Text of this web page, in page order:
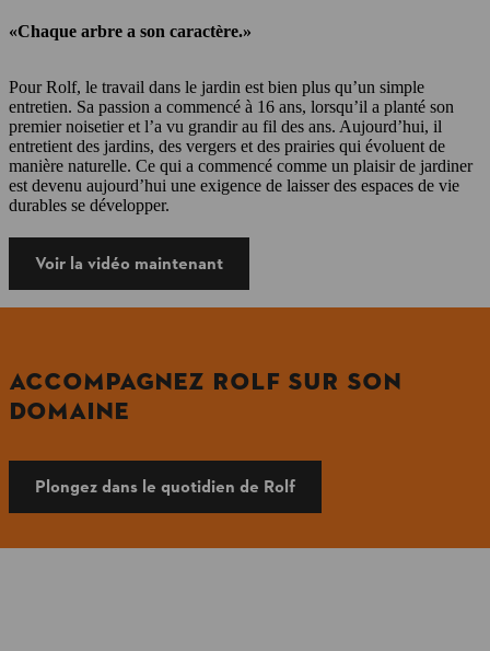
«Chaque arbre a son caractère.»
Pour Rolf, le travail dans le jardin est bien plus qu’un simple
entretien. Sa passion a commencé à 16 ans, lorsqu’il a planté son
premier noisetier et l’a vu grandir au fil des ans. Aujourd’hui, il
entretient des jardins, des vergers et des prairies qui évoluent de
manière naturelle. Ce qui a commencé comme un plaisir de jardiner
est devenu aujourd’hui une exigence de laisser des espaces de vie
durables se développer.
Voir la vidéo maintenant
ACCOMPAGNEZ ROLF SUR SON
DOMAINE
Plongez dans le quotidien de Rolf